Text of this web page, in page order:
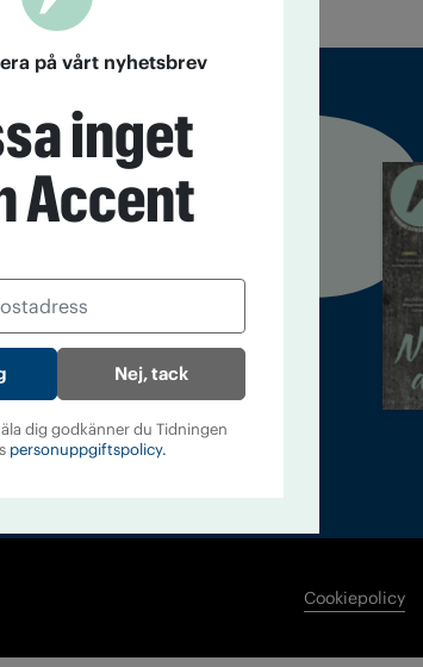
Lundkvist,
Cookiepolicy
på vårt nyhetsbrev
inget
Accent
Nej, tack
dig godkänner du Tidningen
personuppgiftspolicy.